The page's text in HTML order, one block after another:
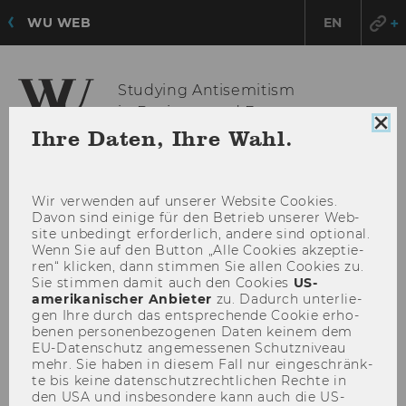
WU WEB EN
Studying Antisemitism
in Business and Economy
Ihre Daten, Ihre Wahl.
Wir ver­wen­den auf un­se­rer Web­site Coo­kies.
Davon sind ei­ni­ge für den Be­trieb un­se­rer Web­
site un­be­dingt er­for­der­lich, an­de­re sind op­tio­nal.
Wenn Sie auf den But­ton „Alle Coo­kies ak­zep­tie­
ren“ kli­cken, dann stim­men Sie allen Coo­kies zu.
Sie stim­men damit auch den Coo­kies US-​
amerikanischer An­bie­ter zu. Da­durch un­ter­lie­
gen Ihre durch das ent­spre­chen­de Coo­kie er­ho­
be­nen per­so­nen­be­zo­ge­nen Daten kei­nem dem
EU-​Datenschutz an­ge­mes­se­nen Schutz­ni­veau
mehr. Sie haben in die­sem Fall nur ein­ge­schränk­
te bis keine da­ten­schutz­recht­li­chen Rech­te in
den USA und ins­be­son­de­re kann auch die US-​